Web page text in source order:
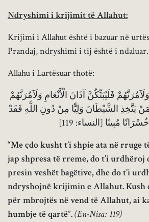
Ndryshimi i krijimit të Allahut:
Krijimi i Allahut është i bazuar në
Prandaj, ndryshimi i tij është i ndaluar.
Allahu i Lartësuar thotë:
فَلَيُبَتِّكُنَّ آذَانَ الْأَنْعَامِ وَلَآمُرَنَّهُمْ
يَتَّخِذِ الشَّيْطَانَ وَلِيًّا مِنْ دُونِ اللَّهِ فَقَدْ
مُبِينًا [النساء: 119]
“Me çdo kusht t’i shpie ata në rruge
jap shpresa të rreme, do t’i urdhëroj
presin veshët bagëtive, dhe do t’i
ndryshojnë krijimin e Allahut. Kush
për mbrojtës në vend të Allahut, ai
humbje të qartë”.(En-Nisa: 119)